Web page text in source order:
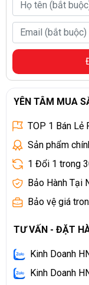
YÊN TÂM MUA
TOP 1 Bán Lẻ
Sản phẩm
1 Đổi 1 trong
Bảo Hành Tại
Bảo vệ giá
TƯ VẤN - ĐẶT
Kinh Doanh
Kinh Doanh